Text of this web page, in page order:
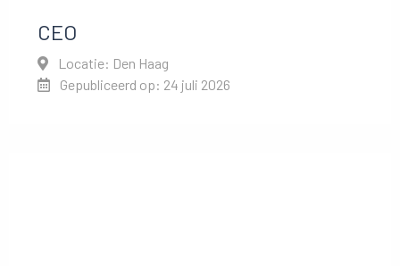
CEO
Locatie: Den Haag
Gepubliceerd op: 24 juli 2026